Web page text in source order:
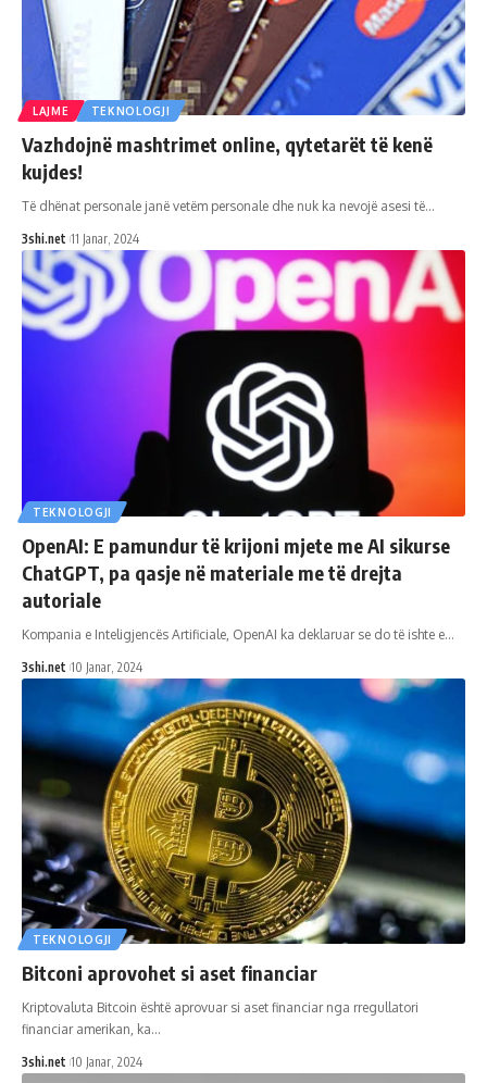
LAJME TEKNOLOGJI
Vazhdojnë mashtrimet online, qytetarët të kenë
kujdes!
Të dhënat personale janë vetëm personale dhe nuk ka nevojë asesi të…
3shi.net 11 Janar, 2024
TEKNOLOGJI
OpenAI: E pamundur të krijoni mjete me AI sikurse
ChatGPT, pa qasje në materiale me të drejta
autoriale
Kompania e Inteligjencës Artificiale, OpenAI ka deklaruar se do të ishte e…
3shi.net 10 Janar, 2024
TEKNOLOGJI
Bitconi aprovohet si aset financiar
Kriptovaluta Bitcoin është aprovuar si aset financiar nga rregullatori
financiar amerikan, ka…
3shi.net 10 Janar, 2024